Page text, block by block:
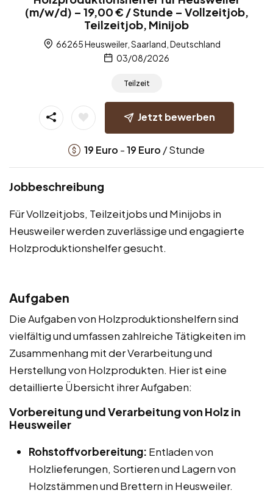
(m/w/d) – 19,00 € / Stunde – Vollzeitjob,
Teilzeitjob, Minijob
66265 Heusweiler, Saarland, Deutschland
03/08/2026
Teilzeit
Jetzt bewerben
19 Euro -19 Euro / Stunde
Jobbeschreibung
Für Vollzeitjobs, Teilzeitjobs und Minijobs in
Heusweiler werden zuverlässige und engagierte
Holzproduktionshelfer gesucht.
Aufgaben
Die Aufgaben von Holzproduktionshelfern sind
vielfältig und umfassen zahlreiche Tätigkeiten im
Zusammenhang mit der Verarbeitung und
Herstellung von Holzprodukten. Hier ist eine
detaillierte Übersicht ihrer Aufgaben:
Vorbereitung und Verarbeitung von Holz in
Heusweiler
Rohstoffvorbereitung: Entladen von
Holzlieferungen, Sortieren und Lagern von
Holzstämmen und Brettern in Heusweiler.